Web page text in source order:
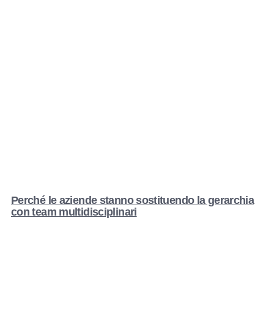
Perché le aziende stanno sostituendo la gerarchia
con team multidisciplinari